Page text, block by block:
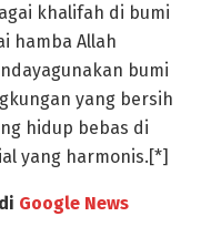
khalifah di bumi
hamba Allah
bumi
yang bersih
hidup bebas di
yang harmonis.[*]
Google News